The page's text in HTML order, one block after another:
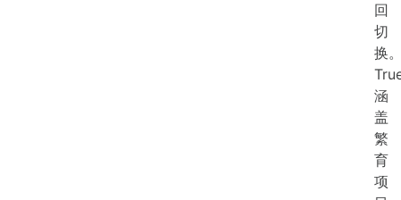
回
切
换
涵
盖
繁
育
项